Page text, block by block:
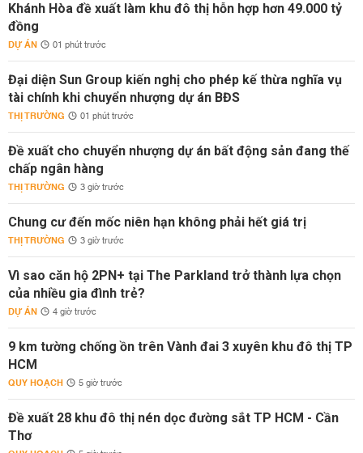
Khánh Hòa đề xuất làm khu đô thị hỗn hợp hơn 49.000 tỷ
đồng
DỰ ÁN 01 phút trước
Đại diện Sun Group kiến nghị cho phép kế thừa nghĩa vụ
tài chính khi chuyển nhượng dự án BĐS
THỊ TRƯỜNG 01 phút trước
Đề xuất cho chuyển nhượng dự án bất động sản đang thế
chấp ngân hàng
THỊ TRƯỜNG 3 giờ trước
Chung cư đến mốc niên hạn không phải hết giá trị
THỊ TRƯỜNG 3 giờ trước
Vì sao căn hộ 2PN+ tại The Parkland trở thành lựa chọn
của nhiều gia đình trẻ?
DỰ ÁN 4 giờ trước
9 km tường chống ồn trên Vành đai 3 xuyên khu đô thị TP
HCM
QUY HOẠCH 5 giờ trước
Đề xuất 28 khu đô thị nén dọc đường sắt TP HCM - Cần
Thơ